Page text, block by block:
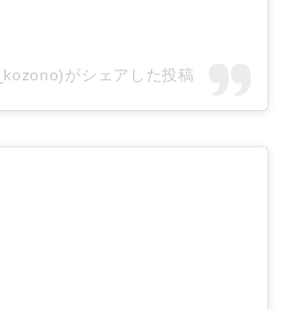
がシェアした投稿